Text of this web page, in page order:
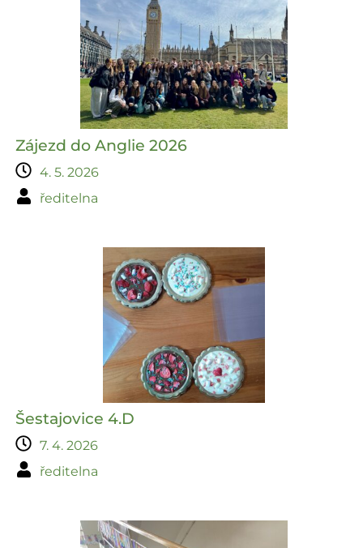
Zájezd do Anglie 2026
4. 5. 2026
ředitelna
Šestajovice 4.D
7. 4. 2026
ředitelna